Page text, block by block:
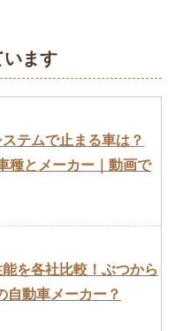
います
テムで止まる車は？
種とメーカー｜動画で
を各社比較！ぶつから
自動車メーカー？